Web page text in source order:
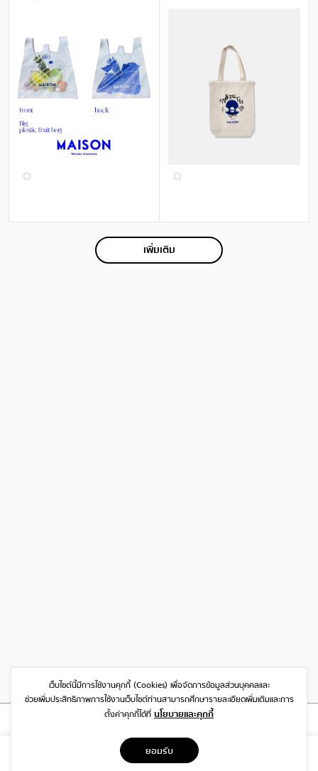
เพิ่มเติม
1999/26 โครงการ DISTRICT SRIWARA ถ.ศรีวรา พลับพลา วังทองหลาง
เว็บไซต์นี้มีการใช้งานคุกกี้ (Cookies) เพื่อจัดการข้อมูลส่วนบุคคลและ
ช่วยเพิ่มประสิทธิภาพการใช้งานเว็บไซต์ท่านสามารถศึกษารายละเอียดเพิ่มเติมและการ
ตั้งค่าคุกกี้ได้ที่ นโยบายและคุกกี้
ยอมรับ